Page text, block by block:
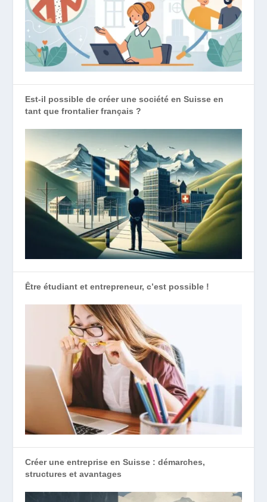
Est-il possible de créer une société en Suisse en
tant que frontalier français ?
Être étudiant et entrepreneur, c’est possible !
Créer une entreprise en Suisse : démarches,
structures et avantages